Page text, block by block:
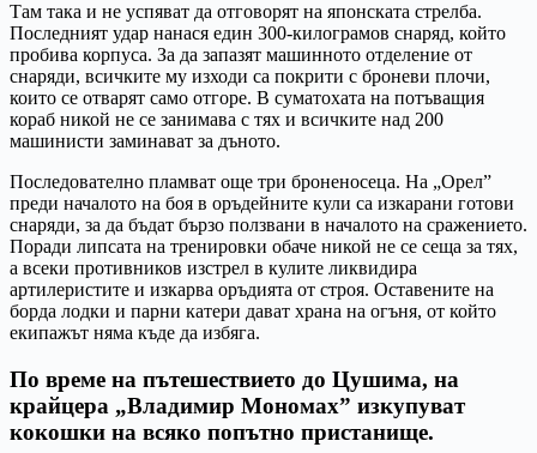
Там така и не успяват да отговорят на японската стрелба.
Последният удар нанася един 300-килограмов снаряд, който
пробива корпуса. За да запазят машинното отделение от
снаряди, всичките му изходи са покрити с броневи плочи,
които се отварят само отгоре. В суматохата на потъващия
кораб никой не се занимава с тях и всичките над 200
машинисти заминават за дъното.
Последователно пламват още три броненосеца. На „Орел”
преди началото на боя в оръдейните кули са изкарани готови
снаряди, за да бъдат бързо ползвани в началото на сражението.
Поради липсата на тренировки обаче никой не се сеща за тях,
а всеки противников изстрел в кулите ликвидира
артилеристите и изкарва оръдията от строя. Оставените на
борда лодки и парни катери дават храна на огъня, от който
екипажът няма къде да избяга.
По време на пътешествието до Цушима, на
крайцера „Владимир Мономах” изкупуват
кокошки на всяко попътно пристанище.